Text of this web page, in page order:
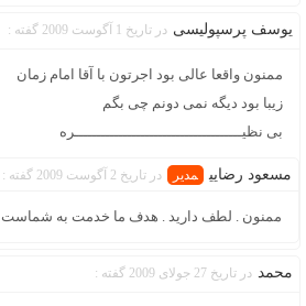
یوسف پرسپولیسی در تاریخ 1 آگوست 2009 گفته :
ممنون واقعا عالی بود اجرتون با آقا امام زمان
زیبا بود دیگه نمی دونم چی بگم
بی نظیــــــــــــــــــــــــــــــــــــــره
مسعود رضايي در تاریخ 2 آگوست 2009 گفته :
ممنون . لطف دارید . هدف ما خدمت به شماست
محمد در تاریخ 27 جولای 2009 گفته :